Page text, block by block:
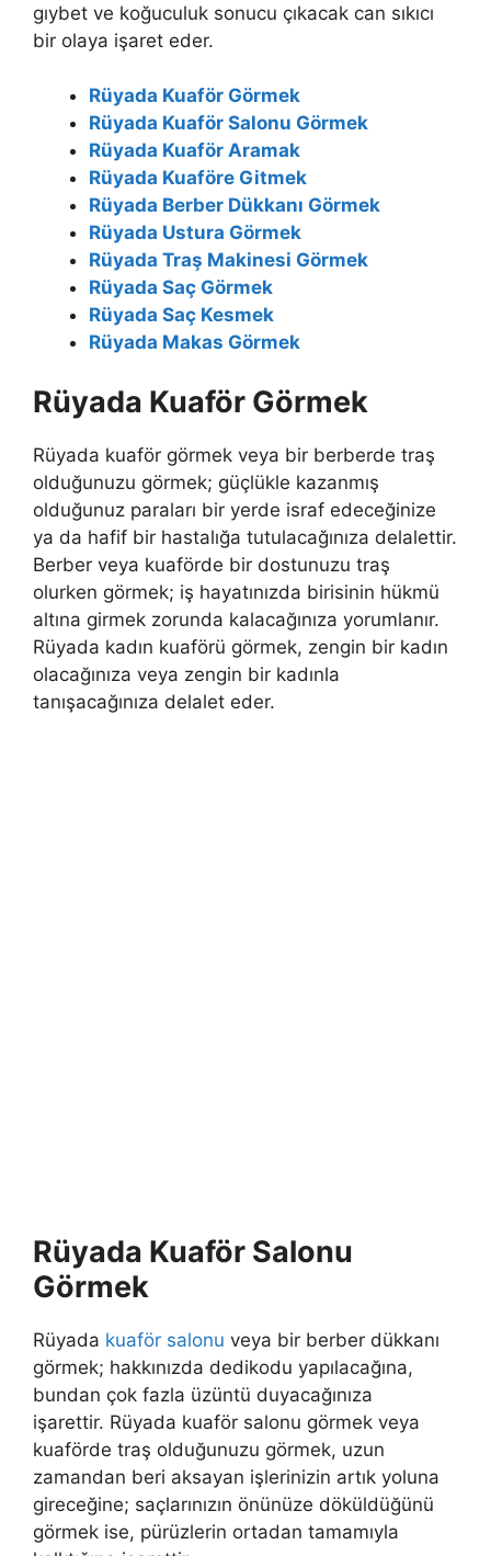
gıybet ve koğuculuk sonucu çıkacak can sıkıcı
bir olaya işaret eder.
Rüyada Kuaför Görmek
Rüyada Kuaför Salonu Görmek
Rüyada Kuaför Aramak
Rüyada Kuaföre Gitmek
Rüyada Berber Dükkanı Görmek
Rüyada Ustura Görmek
Rüyada Traş Makinesi Görmek
Rüyada Saç Görmek
Rüyada Saç Kesmek
Rüyada Makas Görmek
Rüyada Kuaför Görmek
Rüyada kuaför görmek veya bir berberde traş
olduğunuzu görmek; güçlükle kazanmış
olduğunuz paraları bir yerde israf edeceğinize
ya da hafif bir hastalığa tutulacağınıza delalettir.
Berber veya kuaförde bir dostunuzu traş
olurken görmek; iş hayatınızda birisinin hükmü
altına girmek zorunda kalacağınıza yorumlanır.
Rüyada kadın kuaförü görmek, zengin bir kadın
olacağınıza veya zengin bir kadınla
tanışacağınıza delalet eder.
Rüyada Kuaför Salonu
Görmek
Rüyada kuaför salonu veya bir berber dükkanı
görmek; hakkınızda dedikodu yapılacağına,
bundan çok fazla üzüntü duyacağınıza
işarettir. Rüyada kuaför salonu görmek veya
kuaförde traş olduğunuzu görmek, uzun
zamandan beri aksayan işlerinizin artık yoluna
gireceğine; saçlarınızın önünüze döküldüğünü
görmek ise, pürüzlerin ortadan tamamıyla